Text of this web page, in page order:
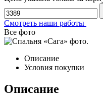
Смотреть наши работы
Все фото
Описание
Условия покупки
Описание